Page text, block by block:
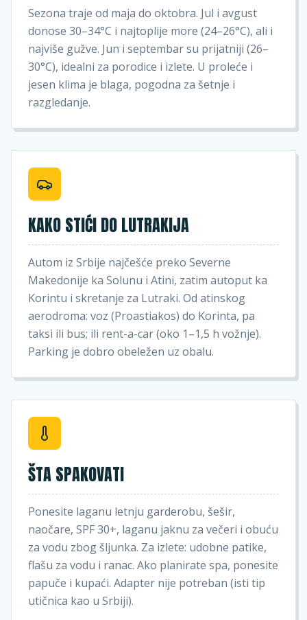
Sezona traje od maja do oktobra. Jul i avgust
donose 30–34°C i najtoplije more (24–26°C), ali i
najviše gužve. Jun i septembar su prijatniji (26–
30°C), idealni za porodice i izlete. U proleće i
jesen klima je blaga, pogodna za šetnje i
razgledanje.
KAKO STIĆI DO LUTRAKIJA
Autom iz Srbije najčešće preko Severne
Makedonije ka Solunu i Atini, zatim autoput ka
Korintu i skretanje za Lutraki. Od atinskog
aerodroma: voz (Proastiakos) do Korinta, pa
taksi ili bus; ili rent-a-car (oko 1–1,5 h vožnje).
Parking je dobro obeležen uz obalu.
ŠTA SPAKOVATI
Ponesite laganu letnju garderobu, šešir,
naočare, SPF 30+, laganu jaknu za večeri i obuću
za vodu zbog šljunka. Za izlete: udobne patike,
flašu za vodu i ranac. Ako planirate spa, ponesite
papuče i kupaći. Adapter nije potreban (isti tip
utičnica kao u Srbiji).